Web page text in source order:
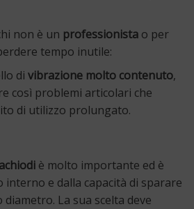
non è un professionistao per
tempo inutile:
di vibrazione molto contenuto,
così problemi articolari che
di utilizzo prolungato.
è molto importante ed è
e dalla capacità di sparare
La sua scelta deve